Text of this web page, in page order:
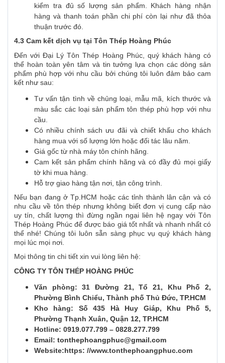
kiểm tra đủ số lượng sản phẩm. Khách hàng nhận
hàng và thanh toán phần chi phí còn lại như đã thỏa
thuận trước đó.
4.3 Cam kết dịch vụ tại Tôn Thép Hoàng Phúc
Đến với Đại Lý Tôn Thép Hoàng Phúc, quý khách hàng có
thể hoàn toàn yên tâm và tin tưởng lựa chọn các dòng sản
phẩm phù hợp với nhu cầu bởi chúng tôi luôn đảm bảo cam
kết như sau:
Tư vấn tận tình về chủng loại, mẫu mã, kích thước và
màu sắc các loại sản phẩm tôn thép phù hợp với nhu
cầu.
Có nhiều chính sách ưu đãi và chiết khấu cho khách
hàng mua với số lượng lớn hoặc đối tác lâu năm.
Giá gốc từ nhà máy tôn chính hãng.
Cam kết sản phẩm chính hãng và có đầy đủ mọi giấy
tờ khi mua hàng.
Hỗ trợ giao hàng tận nơi, tận công trình.
Nếu bạn đang ở Tp.HCM hoặc các tỉnh thành lân cận và có
nhu cầu về tôn thép nhưng không biết đơn vị cung cấp nào
uy tín, chất lượng thì đừng ngần ngại liên hệ ngay với Tôn
Thép Hoàng Phúc để được báo giá tốt nhất và nhanh nhất có
thể nhé! Chúng tôi luôn sẵn sàng phục vụ quý khách hàng
mọi lúc mọi nơi.
Mọi thông tin chi tiết xin vui lòng liên hệ:
CÔNG TY TÔN THÉP HOÀNG PHÚC
Văn phòng: 31 Đường 21, Tổ 21, Khu Phố 2,
Phường Bình Chiểu, Thành phố Thủ Đức, TP.HCM
Kho hàng: Số 435 Hà Huy Giáp, Khu Phố 5,
Phường Thạnh Xuân, Quận 12, TP.HCM
Hotline: 0919.077.799 – 0828.277.799
Email: tonthephoangphuc@gmail.com
Website:https: //www.tonthephoangphuc.com